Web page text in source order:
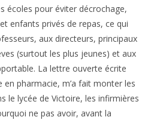
écoles pour éviter décrochage,
enfants privés de repas, ce qui
aux directeurs, principaux
(surtout les plus jeunes) et aux
La lettre ouverte écrite
en pharmacie, m’a fait monter les
le lycée de Victoire, les infirmières
ne pas avoir, avant la